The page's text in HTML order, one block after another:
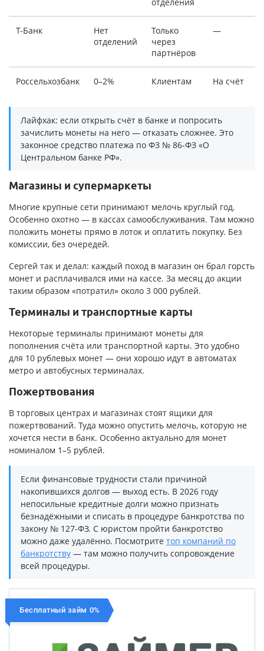
Т-Банк
Нет
отделений
Только
через
партнёров
—
Россельхозбанк 0–2% Клиентам На счёт
Лайфхак: если открыть счёт в банке и попросить
зачислить монеты на него — отказать сложнее. Это
законное средство платежа по ФЗ № 86-ФЗ «О
Центральном банке РФ».
Магазины и супермаркеты
Многие крупные сети принимают мелочь круглый год.
Особенно охотно — в кассах самообслуживания. Там можно
положить монеты прямо в лоток и оплатить покупку. Без
комиссии, без очередей.
Сергей так и делал: каждый поход в магазин он брал горсть
монет и расплачивался ими на кассе. За месяц до акции
таким образом «потратил» около 3 000 рублей.
Терминалы и транспортные карты
Некоторые терминалы принимают монеты для
пополнения счёта или транспортной карты. Это удобно
для 10 рублевых монет — они хорошо идут в автоматах
метро и автобусных терминалах.
Пожертвования
В торговых центрах и магазинах стоят ящики для
пожертвований. Туда можно опустить мелочь, которую не
хочется нести в банк. Особенно актуально для монет
номиналом 1–5 рублей.
Если финансовые трудности стали причиной
накопившихся долгов — выход есть. В 2026 году
непосильные кредитные долги можно признать
безнадёжными и списать в процедуре банкротства по
закону № 127-ФЗ. С юристом пройти банкротство
можно даже удалённо. Посмотрите топ компаний по
банкротству — там можно получить сопровождение
всей процедуры.
Бесплатный займ 0%